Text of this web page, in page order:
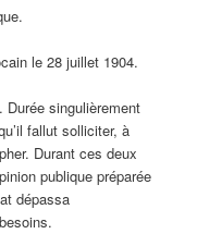
le 28 juillet 1904.
Durée singulièrement
fallut solliciter, à
Durant ces deux
publique préparée
dépassa